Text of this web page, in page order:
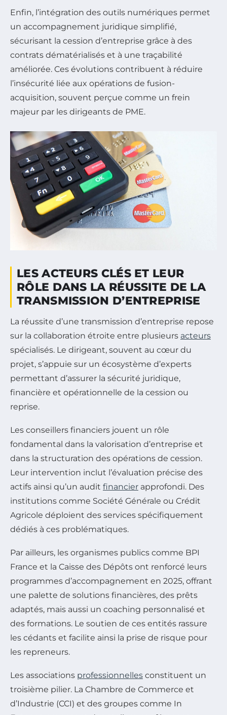
Enfin, l’intégration des outils numériques permet
un accompagnement juridique simplifié,
sécurisant la cession d’entreprise grâce à des
contrats dématérialisés et à une traçabilité
améliorée. Ces évolutions contribuent à réduire
l’insécurité liée aux opérations de fusion-
acquisition, souvent perçue comme un frein
majeur par les dirigeants de PME.
LES ACTEURS CLÉS ET LEUR
RÔLE DANS LA RÉUSSITE DE LA
TRANSMISSION D’ENTREPRISE
La réussite d’une transmission d’entreprise repose
sur la collaboration étroite entre plusieurs acteurs
spécialisés. Le dirigeant, souvent au cœur du
projet, s’appuie sur un écosystème d’experts
permettant d’assurer la sécurité juridique,
financière et opérationnelle de la cession ou
reprise.
Les conseillers financiers jouent un rôle
fondamental dans la valorisation d’entreprise et
dans la structuration des opérations de cession.
Leur intervention inclut l’évaluation précise des
actifs ainsi qu’un audit financier approfondi. Des
institutions comme Société Générale ou Crédit
Agricole déploient des services spécifiquement
dédiés à ces problématiques.
Par ailleurs, les organismes publics comme BPI
France et la Caisse des Dépôts ont renforcé leurs
programmes d’accompagnement en 2025, offrant
une palette de solutions financières, des prêts
adaptés, mais aussi un coaching personnalisé et
des formations. Le soutien de ces entités rassure
les cédants et facilite ainsi la prise de risque pour
les repreneurs.
Les associations professionnelles constituent un
troisième pilier. La Chambre de Commerce et
d’Industrie (CCI) et des groupes comme In